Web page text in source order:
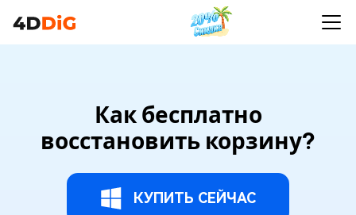
Как бесплатно
восстановить корзину?
КУПИТЬ СЕЙЧАС